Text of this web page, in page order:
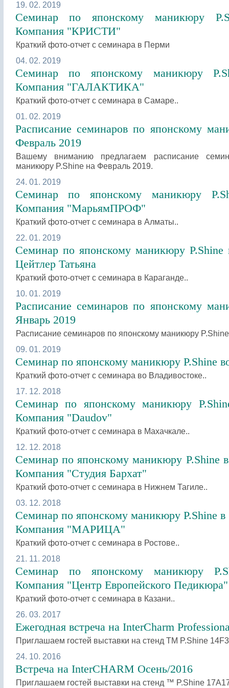
19. 02. 2019
Семинар по японскому маникюру
Компания "КРИСТИ"
Краткий фото-отчет с семинара в Перми
04. 02. 2019
Семинар по японскому маникюру
Компания "ГАЛАКТИКА"
Краткий фото-отчет с семинара в Самаре..
01. 02. 2019
Расписание семинаров по японскому
Февраль 2019
Вашему вниманию предлагаем расписание
маникюру P.Shine на Февраль 2019.
24. 01. 2019
Семинар по японскому маникюру
Компания "МарьямПРОФ"
Краткий фото-отчет с семинара в Алматы..
22. 01. 2019
Семинар по японскому маникюру
Цейтлер Татьяна
Краткий фото-отчет с семинара в Караганде..
10. 01. 2019
Расписание семинаров по японскому
Январь 2019
Расписание семинаров по японскому маникюру
09. 01. 2019
Семинар по японскому маникюру P.Shine
Краткий фото-отчет с семинара во Владивостоке..
17. 12. 2018
Семинар по японскому маникюру
Компания "Daudov"
Краткий фото-отчет с семинара в Махачкале..
12. 12. 2018
Семинар по японскому маникюру P.Shine
Компания "Студия Бархат"
Краткий фото-отчет с семинара в Нижнем Тагиле..
03. 12. 2018
Семинар по японскому маникюру P.Shine в
Компания "МАРИЦА"
Краткий фото-отчет с семинара в Ростове..
21. 11. 2018
Семинар по японскому маникюру
Компания "Центр Европейского Педикюра"
Краткий фото-отчет с семинара в Казани..
26. 03. 2017
Ежегодная встреча на InterCharm
Приглашаем гостей выставки на стенд ТМ P.Shine
24. 10. 2016
Встреча на InterCHARM Осень/2016
Приглашаем гостей выставки на стенд ™ P.Shine